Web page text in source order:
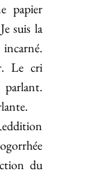
papier
suis la
Le cri
du